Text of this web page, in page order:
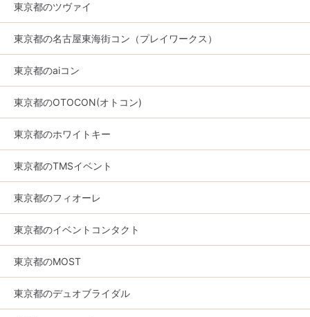
東京都のツヴァイ
東京都の名古屋東海街コン（プレイワークス）
東京都のaiコン
東京都のOTOCON(オトコン)
東京都のホワイトキー
東京都のTMSイベント
東京都のフィオーレ
東京都のイベントコンタクト
東京都のMOST
東京都のデュオブライダル